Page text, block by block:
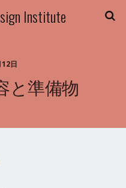
Institute
日
と準備物